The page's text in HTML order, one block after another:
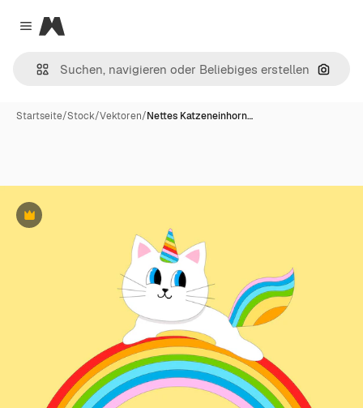
Close menu
Magnific
Nach
Startseite/Stock/Vektoren/Nettes Katzeneinhorn…
Premium